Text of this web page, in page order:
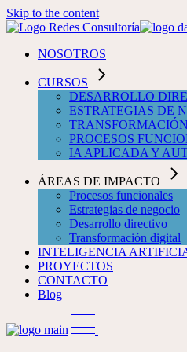
Skip to the content
NOSOTROS
CURSOS
DESARROLLO
ESTRATEGIAS DE
PROCESOS
IA APLICADA Y
ÁREAS DE IMPACTO
Procesos funcionales
Estrategias de negocio
Desarrollo directivo
Transformación digital
INTELIGENCIA
PROYECTOS
CONTACTO
Blog